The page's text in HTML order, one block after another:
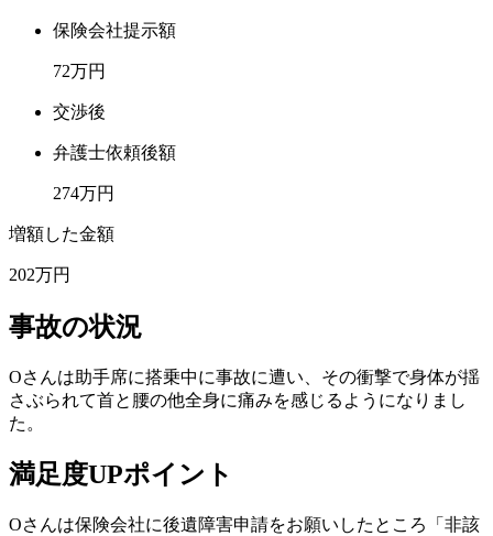
保険会社提示額
72万円
交渉後
弁護士依頼後額
274万円
増額した金額
202万円
事故の状況
Oさんは助手席に搭乗中に事故に遭い、その衝撃で身体が揺
さぶられて首と腰の他全身に痛みを感じるようになりまし
た。
満足度UPポイント
Oさんは保険会社に後遺障害申請をお願いしたところ「非該